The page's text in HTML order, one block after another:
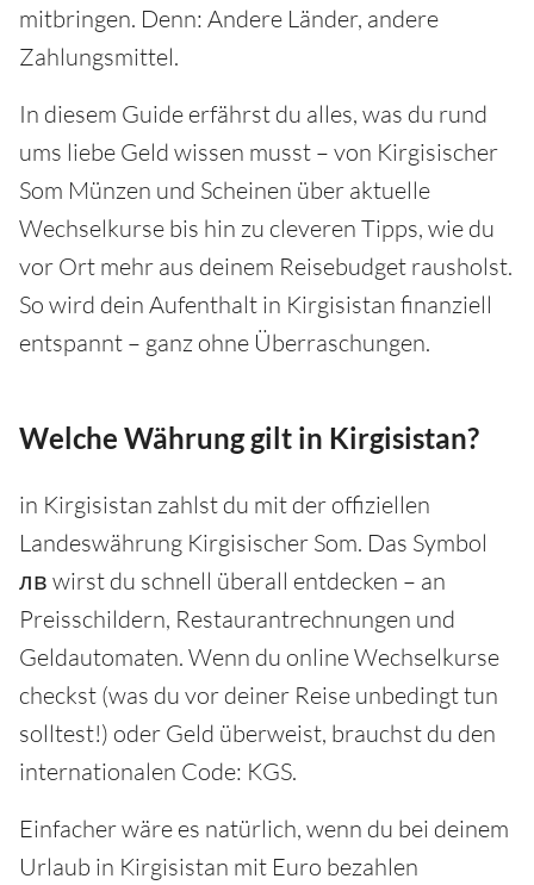
mitbringen. Denn: Andere Länder, andere
Zahlungsmittel.
In diesem Guide erfährst du alles, was du rund
ums liebe Geld wissen musst – von Kirgisischer
Som Münzen und Scheinen über aktuelle
Wechselkurse bis hin zu cleveren Tipps, wie du
vor Ort mehr aus deinem Reisebudget rausholst.
So wird dein Aufenthalt in Kirgisistan finanziell
entspannt – ganz ohne Überraschungen.
Welche Währung gilt in Kirgisistan?
in Kirgisistan zahlst du mit der offiziellen
Landeswährung Kirgisischer Som. Das Symbol
лв wirst du schnell überall entdecken – an
Preisschildern, Restaurantrechnungen und
Geldautomaten. Wenn du online Wechselkurse
checkst (was du vor deiner Reise unbedingt tun
solltest!) oder Geld überweist, brauchst du den
internationalen Code: KGS.
Einfacher wäre es natürlich, wenn du bei deinem
Urlaub in Kirgisistan mit Euro bezahlen